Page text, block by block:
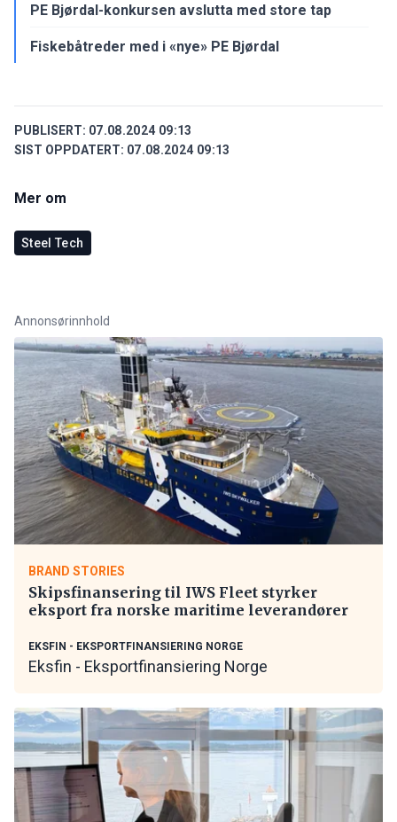
PE Bjørdal-konkursen avslutta med store tap
Fiskebåtreder med i «nye» PE Bjørdal
PUBLISERT: 07.08.2024 09:13
SIST OPPDATERT: 07.08.2024 09:13
Mer om
Steel Tech
Annonsørinnhold
BRAND STORIES
Skipsfinansering til IWS Fleet styrker
eksport fra norske maritime leverandører
EKSFIN - EKSPORTFINANSIERING NORGE
Eksfin - Eksportfinansiering Norge